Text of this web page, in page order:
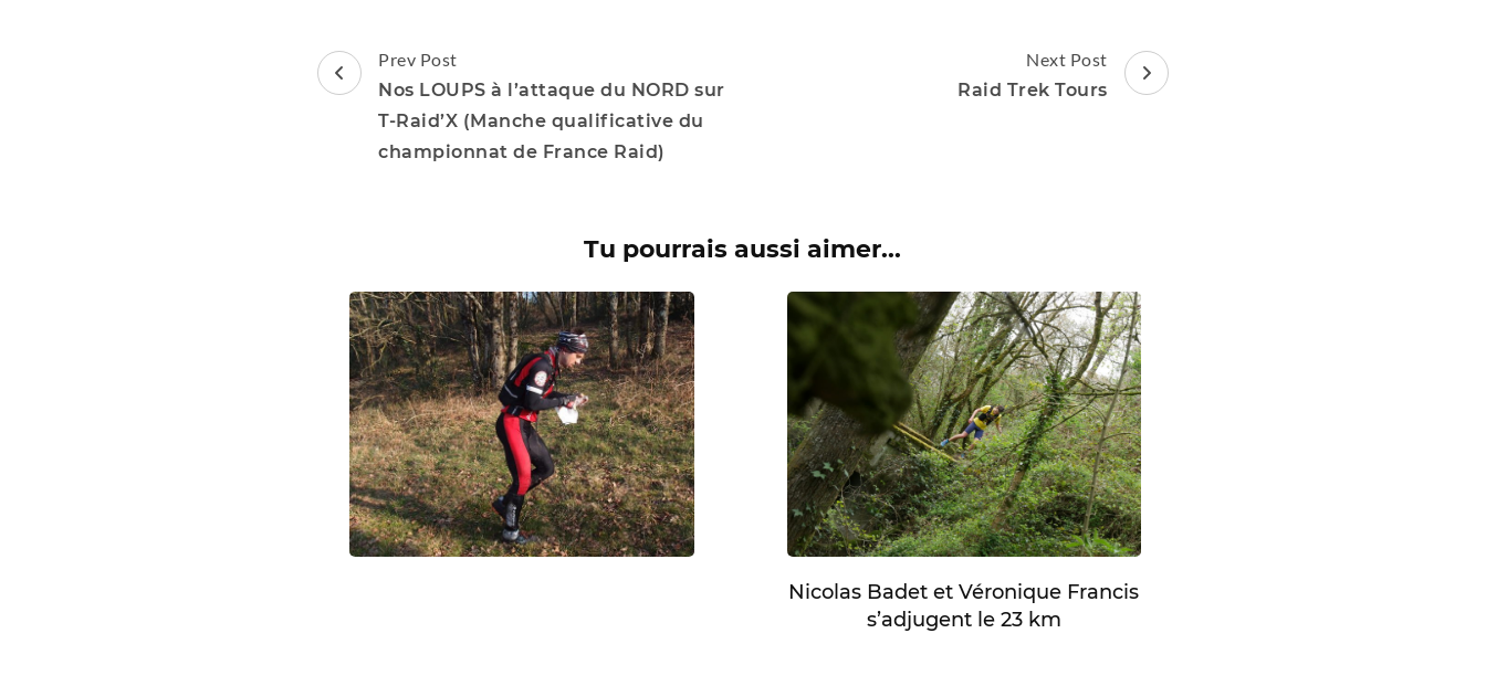
Post
Navigation
Prev Post
Nos LOUPS à l’attaque du NORD sur
T-Raid’X (Manche qualificative du
championnat de France Raid)
Next Post
Raid Trek Tours
Tu pourrais aussi aimer...
Nicolas Badet et Véronique Francis
s’adjugent le 23 km